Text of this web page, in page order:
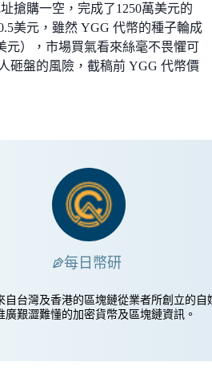
搶購一空，完成了1250萬美元的
美元，雖然 YGG 代幣的種子輪成
元），市場買氣看來絲毫不畏懼可
砸盤的風險，截稿前 YGG 代幣價
每日幣研
自台灣及香港的區塊鏈從業者所創立的自
廣艱澀難懂的加密貨幣及區塊鏈資訊。